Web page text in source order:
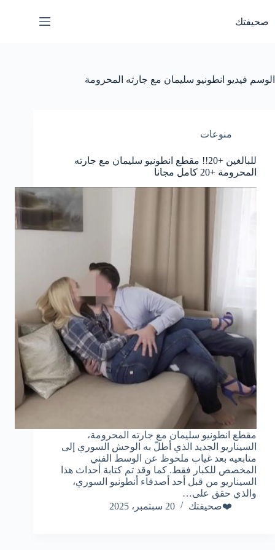
المحتوى
صحيفتك
الوسم فيديو انطونيو سليمان مع جارته المحرومة
منوعات
للبالغين +20!! مقطع انطونيو سليمان مع جارته
المحرومة +20 كامل مجانا
مقطع انطونيو سليمان مع جارته المحرومة،
السيناريو الجديد الذي أطلّ به الوحش السوري إلى
متابعيه بعد غياب ملحوظ عن الوسط الفني
المخصص للكبار فقط. كما وقد تم كتابة أحداث هذا
السيناريو من قبل أحد أصدقاء أنطونيو السوري،
والذي حقق على…
❤️صحيفتك
20 سبتمبر، 2025